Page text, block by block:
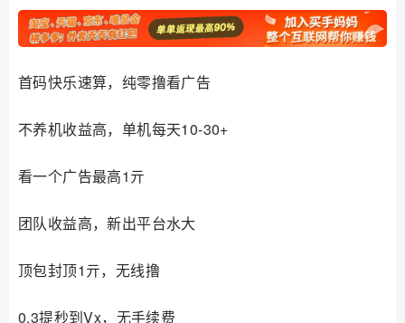
首码快乐速算，纯零撸看广告
不养机收益高，单机每天10-30+
看一个广告最高1亓
团队收益高，新出平台水大
顶包封顶1亓，无线撸
0.3提秒到Vx，无手续费